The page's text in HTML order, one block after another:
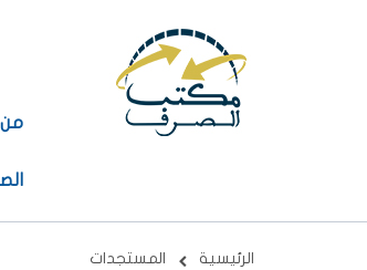
Breadcrumb
الرئيسية المستجدات